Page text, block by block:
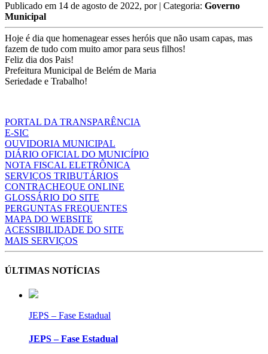
Publicado em 14 de agosto de 2022, por | Categoria: Governo
Municipal
Hoje é dia que homenagear esses heróis que não usam capas, mas
fazem de tudo com muito amor para seus filhos!
Feliz dia dos Pais!
Prefeitura Municipal de Belém de Maria
Seriedade e Trabalho!
PORTAL DA TRANSPARÊNCIA
E-SIC
OUVIDORIA MUNICIPAL
DIÁRIO OFICIAL DO MUNICÍPIO
NOTA FISCAL ELETRÔNICA
SERVIÇOS TRIBUTÁRIOS
CONTRACHEQUE ONLINE
GLOSSÁRIO DO SITE
PERGUNTAS FREQUENTES
MAPA DO WEBSITE
ACESSIBILIDADE DO SITE
MAIS SERVIÇOS
ÚLTIMAS NOTÍCIAS
JEPS – Fase Estadual
JEPS – Fase Estadual